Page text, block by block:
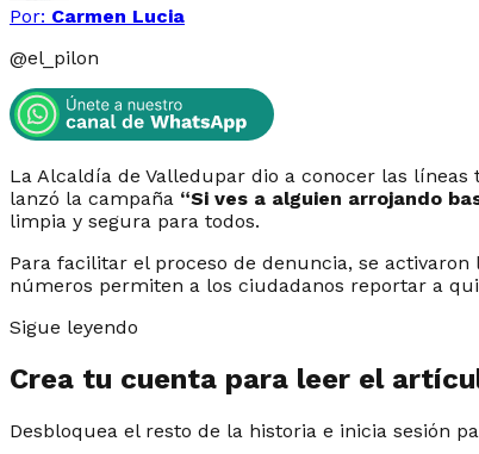
Por: Carmen Lucia
@el_pilon
La Alcaldía de Valledupar dio a conocer las
lanzó la campaña “Si ves a alguien arrojando
limpia y segura para todos.
Para facilitar el proceso de denuncia, se
números permiten a los ciudadanos reportar a
Sigue leyendo
Crea tu cuenta para leer el
Desbloquea el resto de la historia e inicia sesión